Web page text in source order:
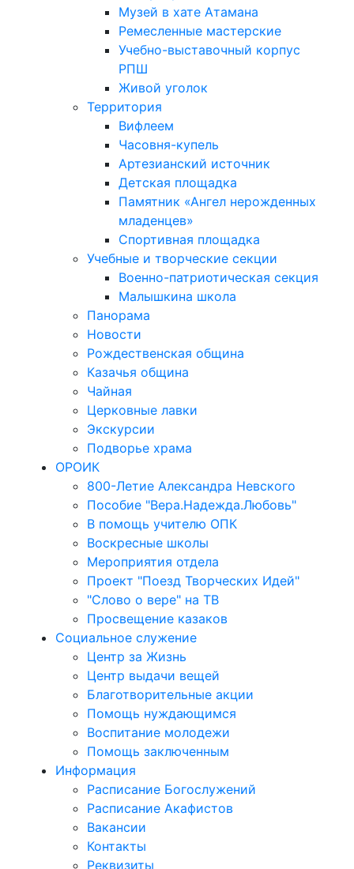
Музей в хате Атамана
Ремесленные мастерские
Учебно-выставочный корпус
РПШ
Живой уголок
Территория
Вифлеем
Часовня-купель
Артезианский источник
Детская площадка
Памятник «Ангел нерожденных
младенцев»
Спортивная площадка
Учебные и творческие секции
Военно-патриотическая секция
Малышкина школа
Панорама
Новости
Рождественская община
Казачья община
Чайная
Церковные лавки
Экскурсии
Подворье храма
ОРОИК
800-Летие Александра Невского
Пособие "Вера.Надежда.Любовь"
В помощь учителю ОПК
Воскресные школы
Мероприятия отдела
Проект "Поезд Творческих Идей"
"Слово о вере" на ТВ
Просвещение казаков
Социальное служение
Центр за Жизнь
Центр выдачи вещей
Благотворительные акции
Помощь нуждающимся
Воспитание молодежи
Помощь заключенным
Информация
Расписание Богослужений
Расписание Акафистов
Вакансии
Контакты
Реквизиты